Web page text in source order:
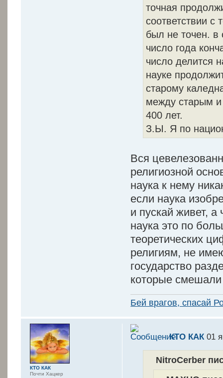
точная
соответствии с
был не точен. в
число года
число делится
науке
старому
между старым и
400 лет.
З.Ы. Я по
Вся
религиозной
наука к нему
если наука
и пускай живет, а
наука это по
теоретических
религиям, не
государство
которые смешали
Бей врагов, спасай
КТО КАК01
NitroCerber
КТО КАК
Почти Хацкер